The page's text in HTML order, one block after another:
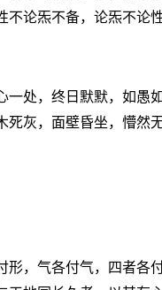
论炁不备，论炁不论
处，终日默默，如愚
灰，面壁昏坐，懵然
，气各付气，四者各